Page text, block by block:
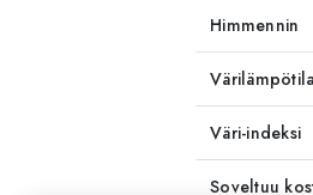
Himmennin
Värilämpötila
Väri-indeksi
Soveltuu